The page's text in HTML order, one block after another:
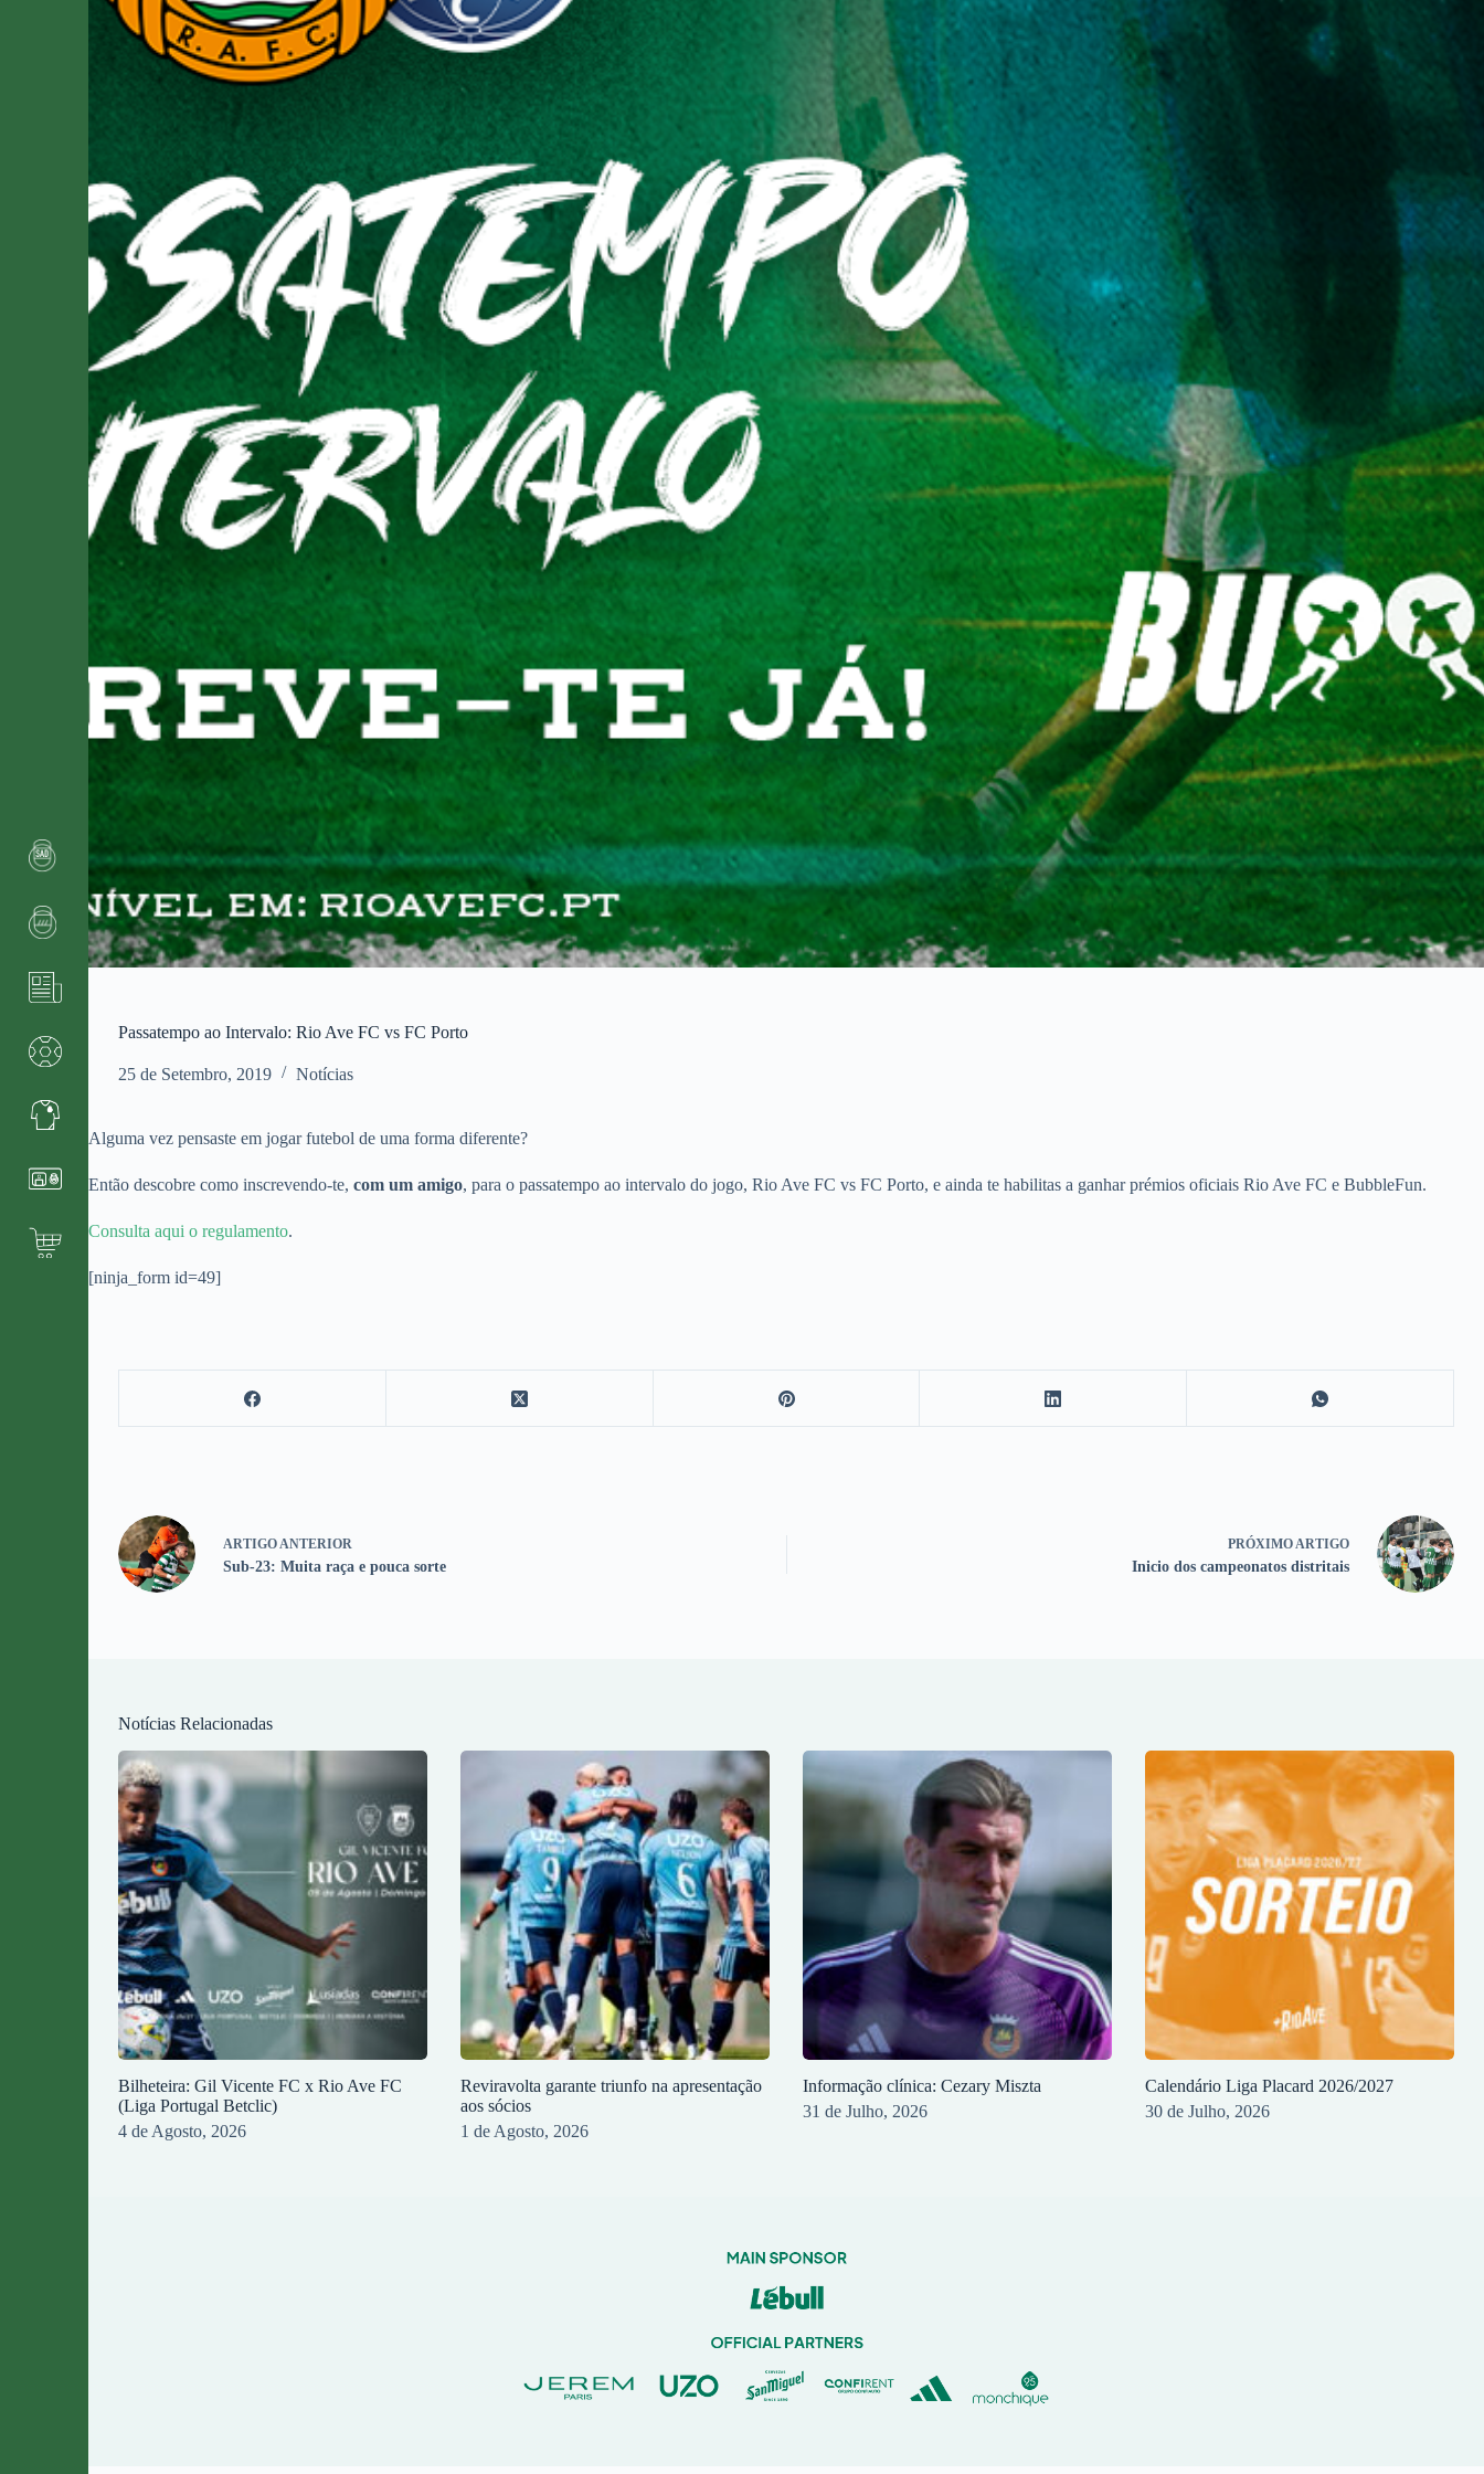
Passatempo ao Intervalo: Rio Ave FC vs FC Porto
25 de Setembro, 2019 Notícias
Alguma vez pensaste em jogar futebol de uma forma diferente?
Então descobre como inscrevendo-te, com um amigo, para o passatempo ao intervalo do jogo, Rio Ave FC vs FC Porto, e ainda te habilitas a ganhar prémios oficiais Rio Ave FC e BubbleFun.
Consulta aqui o regulamento.
[ninja_form id=49]
ARTIGO ANTERIOR
Sub-23: Muita raça e pouca sorte
PRÓXIMO ARTIGO
Inicio dos campeonatos distritais
Notícias Relacionadas
Bilheteira: Gil Vicente FC x Rio Ave FC
(Liga Portugal Betclic)
4 de Agosto, 2026
Reviravolta garante triunfo na apresentação
aos sócios
1 de Agosto, 2026
Informação clínica: Cezary Miszta
31 de Julho, 2026
Calendário Liga Placard 2026/2027
30 de Julho, 2026